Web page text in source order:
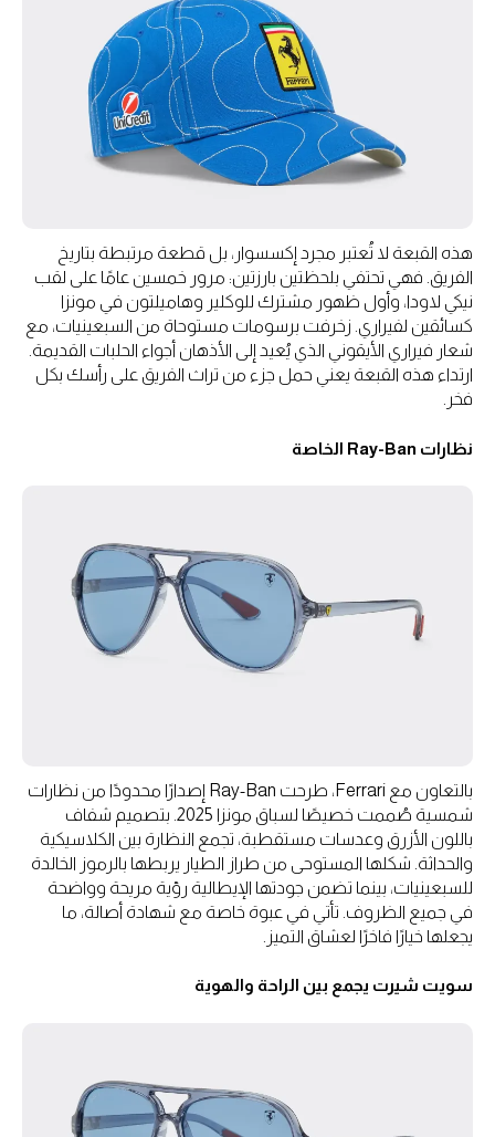
هذه القبعة لا تُعتبر مجرد إكسسوار، بل قطعة مرتبطة بتاريخ
الفريق. فهي تحتفي بلحظتين بارزتين: مرور خمسين عامًا على لقب
نيكي لاودا، وأول ظهور مشترك للوكلير وهاميلتون في مونزا
كسائقين لفيراري. زخرفت برسومات مستوحاة من السبعينيات، مع
شعار فيراري الأيقوني الذي يُعيد إلى الأذهان أجواء الحلبات القديمة.
ارتداء هذه القبعة يعني حمل جزء من تراث الفريق على رأسك بكل
فخر.
نظارات Ray-Ban الخاصة
بالتعاون مع Ferrari، طرحت Ray-Ban إصدارًا محدودًا من نظارات
شمسية صُممت خصيصًا لسباق مونزا 2025. بتصميم شفاف
باللون الأزرق وعدسات مستقطبة، تجمع النظارة بين الكلاسيكية
والحداثة. شكلها المستوحى من طراز الطيار يربطها بالرموز الخالدة
للسبعينيات، بينما تضمن جودتها الإيطالية رؤية مريحة وواضحة
في جميع الظروف. تأتي في عبوة خاصة مع شهادة أصالة، ما
يجعلها خيارًا فاخرًا لعشاق التميز.
سويت شيرت يجمع بين الراحة والهوية